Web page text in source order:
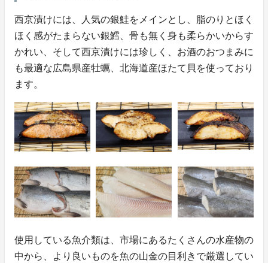
西京漬けには、人気の銀鮭をメインとし、脂のりとほく
ほく感がたまらない銀鱈、骨も無く身も柔らかいからす
かれい、そして西京漬けには珍しく、お酒のおつまみに
も最適な広島県産牡蠣、北海道産ほたて貝を使っており
ます。
使用している魚介類は、市場にあるたくさんの水産物の
中から、より良いものを魚の山金の目利きで厳選してい